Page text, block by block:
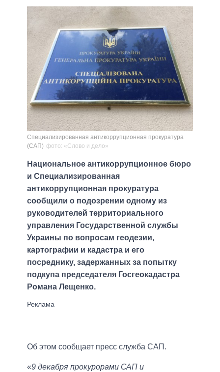
Специализированная антикоррупционная прокуратура
(САП) фото: «Слово и дело»
Национальное антикоррупционное бюро
и Специализированная
антикоррупционная прокуратура
сообщили о подозрении одному из
руководителей территориального
управления Государственной службы
Украины по вопросам геодезии,
картографии и кадастра и его
посреднику, задержанных за попытку
подкупа председателя Госгеокадастра
Романа Лещенко.
Об этом сообщает пресс служба САП.
«9 декабря прокурорами САП и